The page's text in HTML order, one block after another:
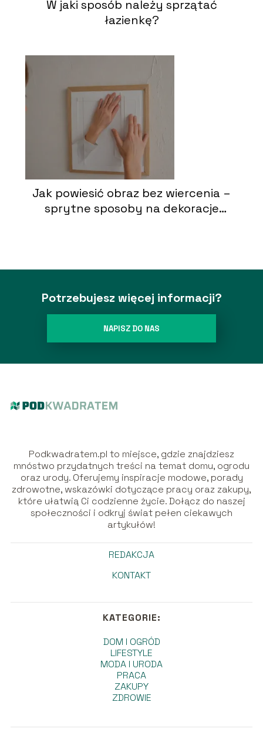
W jaki sposób należy sprzątać
łazienkę?
Jak powiesić obraz bez wiercenia –
sprytne sposoby na dekoracje
Potrzebujesz więcej informacji?
NAPISZ DO NAS
Podkwadratem.pl to miejsce, gdzie znajdziesz
mnóstwo przydatnych treści na temat domu, ogrodu
oraz urody. Oferujemy inspiracje modowe, porady
zdrowotne, wskazówki dotyczące pracy oraz zakupy,
które ułatwią Ci codzienne życie. Dołącz do naszej
społeczności i odkryj świat pełen ciekawych
artykułów!
REDAKCJA
KONTAKT
KATEGORIE:
DOM I OGRÓD
LIFESTYLE
MODA I URODA
PRACA
ZAKUPY
ZDROWIE